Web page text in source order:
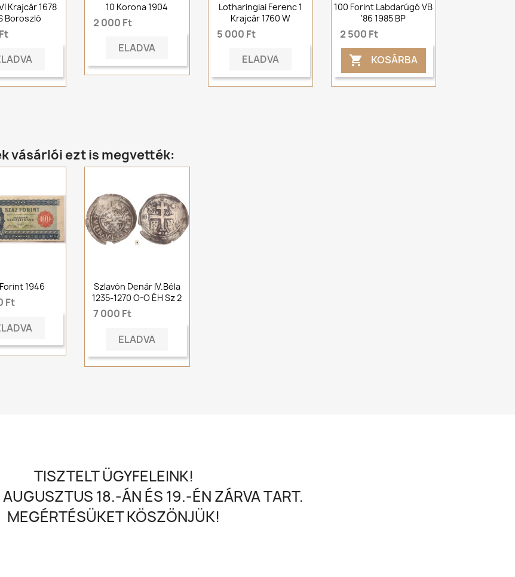
Krajcár 1678
Boroszló
10 Korona 1904
2 000 Ft
ELADVA
Lotharingiai Ferenc 1
Krajcár 1760 W
5 000 Ft
ELADVA
100 Forint Labdarúgó VB
'86 1985 BP
2 500 Ft
 KOSÁRBA
vásárlói ezt is megvették:
1946
Ft
Szlavón Denár IV.Béla
1235-1270 O-O ÉH Sz 2
7 000 Ft
ELADVA
TISZTELT ÜGYFELEINK!
18.-ÁN ÉS 19.-ÉN ZÁRVA TART.
MEGÉRTÉSÜKET KÖSZÖNJÜK!